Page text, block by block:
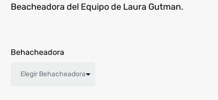
Beacheadora del Equipo de Laura Gutman.
Behacheadora